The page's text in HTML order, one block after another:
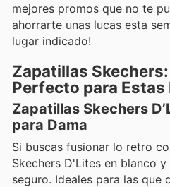
mejores promos que no te
ahorrarte unas lucas esta
lugar indicado!
Zapatillas Skechers:
Perfecto para Estas
Zapatillas Skechers
para Dama
Si buscas fusionar lo retro
Skechers D'Lites en blanco
seguro. Ideales para las que